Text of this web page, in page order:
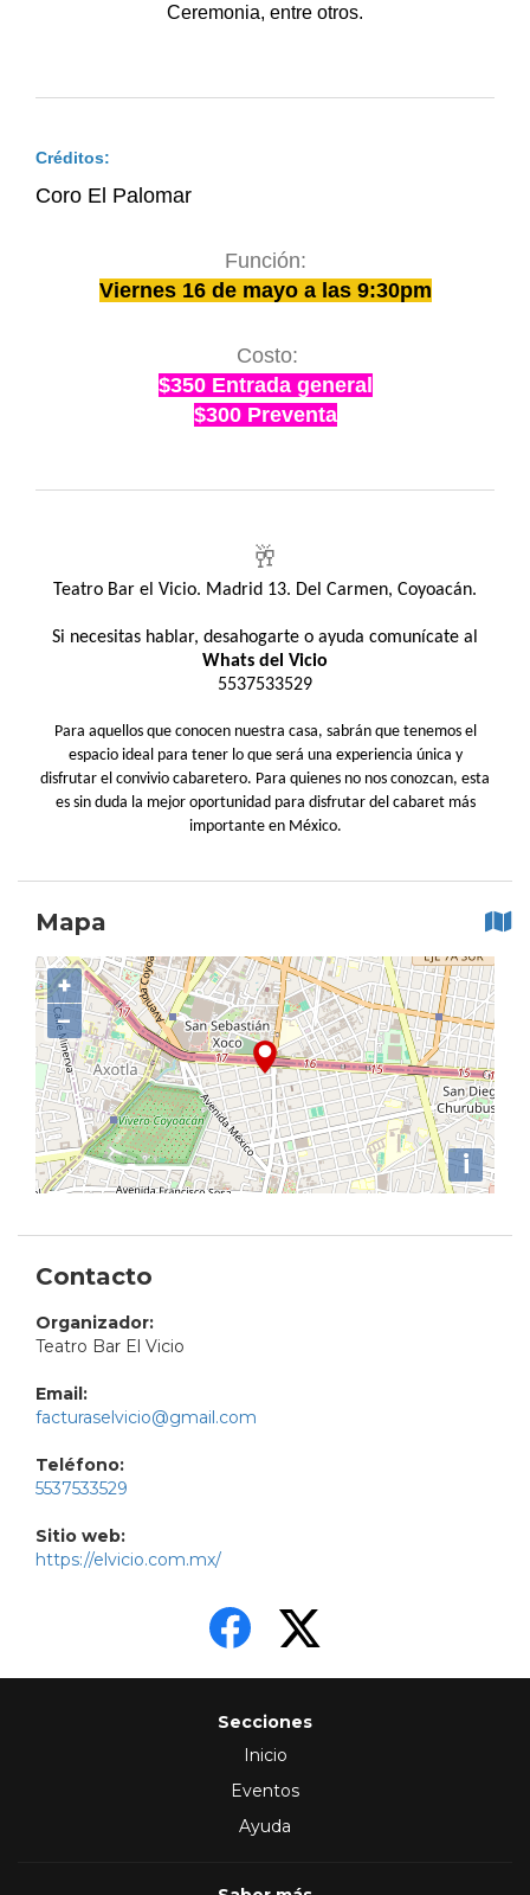
Ceremonia, entre otros.
Créditos:
Coro El Palomar
Función:
Viernes 16 de mayo a las 9:30pm
Costo:
$350 Entrada general
$300 Preventa
🥂
Teatro Bar el Vicio. Madrid 13. Del Carmen, Coyoacán.
Si necesitas hablar, desahogarte o ayuda comunícate al
Whats del Vicio
5537533529
Para aquellos que conocen nuestra casa, sabrán que tenemos el
espacio ideal para tener lo que será una experiencia única y
disfrutar el convivio cabaretero. Para quienes no nos conozcan, esta
es sin duda la mejor oportunidad para disfrutar del cabaret más
importante en México.
Mapa
+
−
i
Contacto
Organizador:
Teatro Bar El Vicio
Email:
facturaselvicio@gmail.com
Teléfono:
5537533529
Sitio web:
https://elvicio.com.mx/
Secciones
Inicio
Eventos
Ayuda